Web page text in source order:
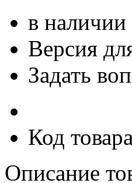
в наличии
Версия
Задать
Код
Описание